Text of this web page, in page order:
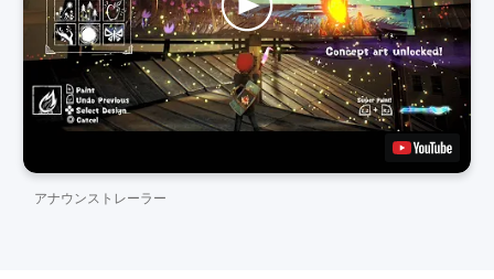
アナウンストレーラー